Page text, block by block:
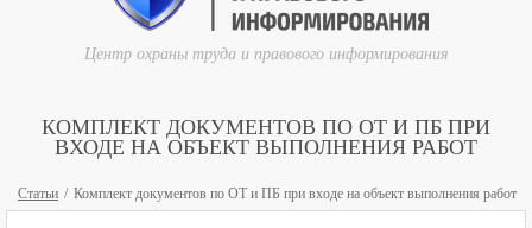
Центр охраны труда и правового информирования
КОМПЛЕКТ ДОКУМЕНТОВ ПО ОТ И ПБ ПРИ
ВХОДЕ НА ОБЪЕКТ ВЫПОЛНЕНИЯ РАБОТ
Статьи Комплект документов по ОТ и ПБ при входе на объект выполнения работ